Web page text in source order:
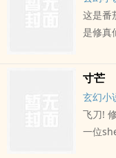
这是番
是修真
望的。 …
寸芒
玄幻小
飞刀!
一位